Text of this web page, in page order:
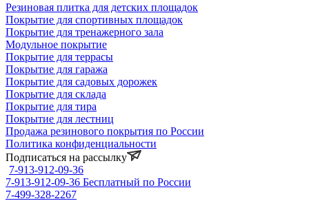
Резиновая плитка для детских площадок
Покрытие для спортивных площадок
Покрытие для тренажерного зала
Модульное покрытие
Покрытие для террасы
Покрытие для гаража
Покрытие для садовых дорожек
Покрытие для склада
Покрытие для тира
Покрытие для лестниц
Продажа резинового покрытия по России
Политика конфиденциальности
Подписаться на рассылку
7-913-912-09-36
7-913-912-09-36 Бесплатный по России
7-499-328-2267